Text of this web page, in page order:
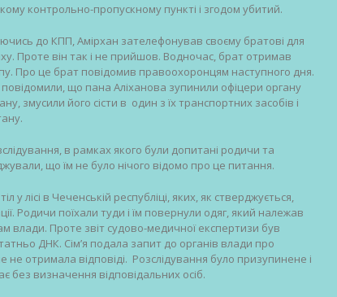
контрольно-пропускному пункті і згодом убитий.
до КПП, Амірхан зателефонував своєму братові для
Проте він так і не прийшов. Водночас, брат отримав
Про це брат повідомив правоохоронцям наступного дня.
повідомили, що пана Аліханова зупинили офіцери органу
змусили його сісти в один з їх транспортних засобів і
в рамках якого були допитані родичи та
що їм не було нічого відомо про це питання.
у лісі в Чеченській республіці, яких, як стверджується,
Родичи поїхали туди і їм повернули одяг, який належав
влади. Проте звіт судово-медичної експертизи був
ДНК. Сім’я подала запит до органів влади про
не отримала відповіді. Розслідування було призупинене і
без визначення відповідальних осіб.